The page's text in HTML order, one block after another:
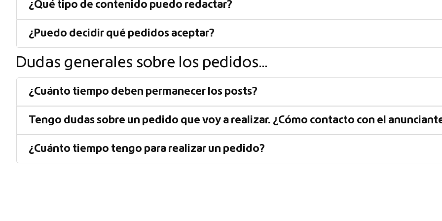
¿Qué tipo de contenido puedo redactar?
¿Puedo decidir qué pedidos aceptar?
Dudas generales sobre los pedidos…
¿Cuánto tiempo deben permanecer los posts?
Tengo dudas sobre un pedido que voy a realizar. ¿Cómo contacto con el
¿Cuánto tiempo tengo para realizar un pedido?